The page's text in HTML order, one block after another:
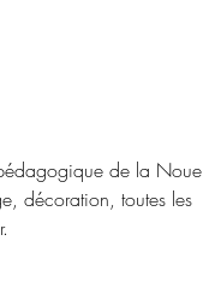
de la Noue
décoration, toutes les